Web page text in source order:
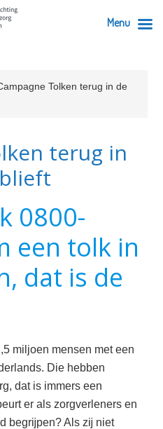
Tolken terug in de
terug in
0800-
een tolk in
dat is de
miljoen mensen met een
Die hebben
dat is immers een
er als zorgverleners en
begrĳpen? Als zĳ niet
Menu